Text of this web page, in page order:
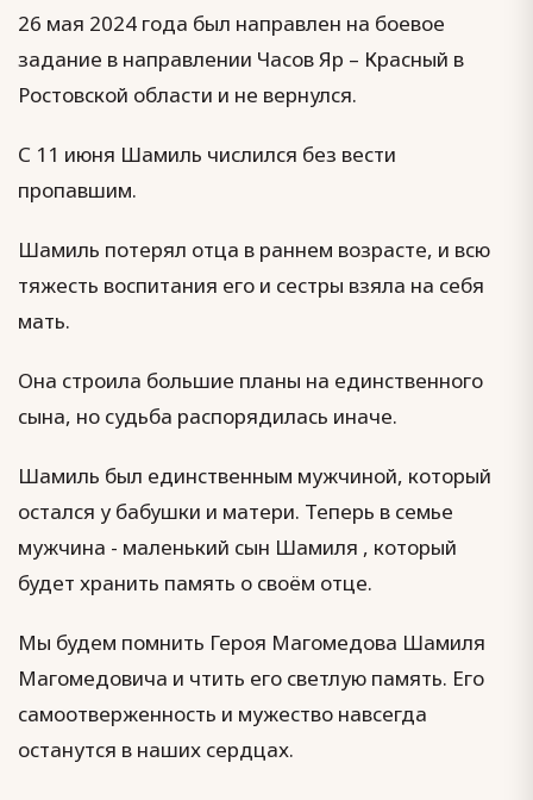
26 мая 2024 года был направлен на боевое
задание в направлении Часов Яр – Красный в
Ростовской области и не вернулся.
С 11 июня Шамиль числился без вести
пропавшим.
Шамиль потерял отца в раннем возрасте, и всю
тяжесть воспитания его и сестры взяла на себя
мать.
Она строила большие планы на единственного
сына, но судьба распорядилась иначе.
Шамиль был единственным мужчиной, который
остался у бабушки и матери. Теперь в семье
мужчина - маленький сын Шамиля , который
будет хранить память о своём отце.
Мы будем помнить Героя Магомедова Шамиля
Магомедовича и чтить его светлую память. Его
самоотверженность и мужество навсегда
останутся в наших сердцах.